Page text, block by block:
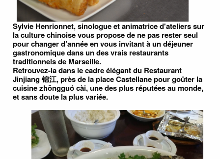
Sylvie Henrionnet, sinologue et animatrice d'ateliers sur
la culture chinoise vous propose de ne pas rester seul
pour changer d’année en vous invitant à un déjeuner
gastronomique dans un des vrais restaurants
traditionnels de Marseille.
Retrouvez-la dans le cadre élégant du Restaurant
Jinjiang 锦江, près de la place Castellane pour goûter la
cuisine zhōngguó cài, une des plus réputées au monde,
et sans doute la plus variée.